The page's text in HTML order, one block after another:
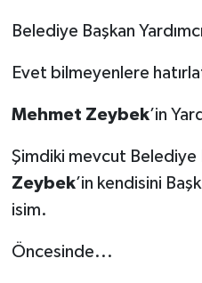
Belediye Başkan
Evet bilmeyenlere
Mehmet Zeybek’in
Şimdiki mevcut Belediye
Zeybek’in kendisini
isim.
Öncesinde...